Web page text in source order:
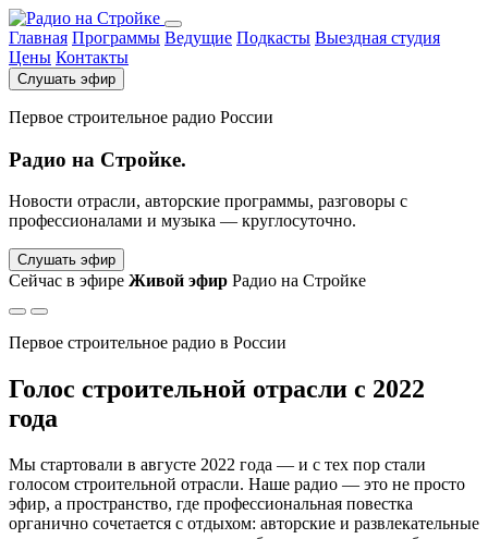
Главная Программы Ведущие Подкасты Выездная студия
Цены Контакты
Слушать эфир
Первое строительное радио России
Радио на Стройке.
Новости отрасли, авторские программы, разговоры с
профессионалами и музыка — круглосуточно.
Слушать эфир
Сейчас в эфире Живой эфир Радио на Стройке
Первое строительное радио в России
Голос строительной отрасли с 2022
года
Мы стартовали в августе 2022 года — и с тех пор стали
голосом строительной отрасли. Наше радио — это не просто
эфир, а пространство, где профессиональная повестка
органично сочетается с отдыхом: авторские и развлекательные